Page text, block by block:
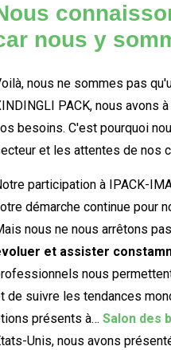
nous y
nous ne sommes pas
PACK, nous avons
besoins. C'est pourquoi
et les attentes de nos
participation à IPACK-
démarche continue pour
nous ne nous arrêtons
et assister
nous
de suivre les tendances
présents à… Salon des
Unis, nous avons